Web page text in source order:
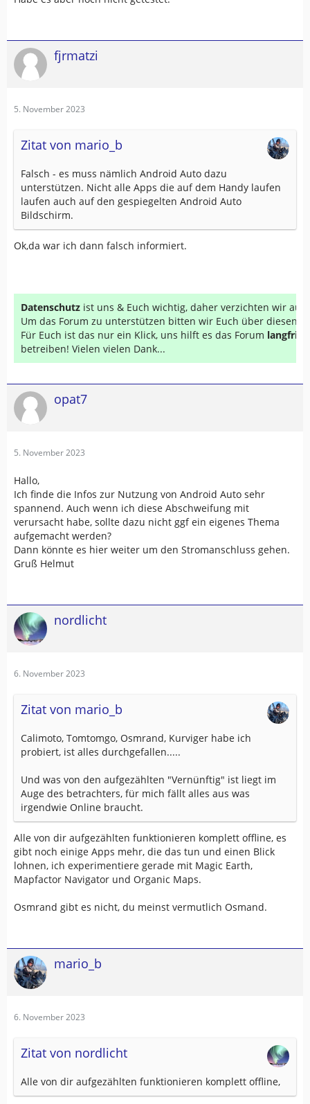
fjrmatzi
5. November 2023
Zitat von mario_b
Falsch - es muss nämlich Android Auto dazu
unterstützen. Nicht alle Apps die auf dem Handy laufen
laufen auch auf den gespiegelten Android Auto
Bildschirm.
Ok,da war ich dann falsch informiert.
Datenschutz ist uns & Euch wichtig, daher verzichten wir auf
Um das Forum zu unterstützen bitten wir Euch über diesen
Für Euch ist das nur ein Klick, uns hilft es das Forum
betreiben! Vielen vielen Dank...
opat7
5. November 2023
Hallo,
Ich finde die Infos zur Nutzung von Android Auto sehr
spannend. Auch wenn ich diese Abschweifung mit
verursacht habe, sollte dazu nicht ggf ein eigenes Thema
aufgemacht werden?
Dann könnte es hier weiter um den Stromanschluss gehen.
Gruß Helmut
nordlicht
6. November 2023
Zitat von mario_b
Calimoto, Tomtomgo, Osmrand, Kurviger habe ich
probiert, ist alles durchgefallen.....
Und was von den aufgezählten "Vernünftig" ist liegt im
Auge des betrachters, für mich fällt alles aus was
irgendwie Online braucht.
Alle von dir aufgezählten funktionieren komplett offline, es
gibt noch einige Apps mehr, die das tun und einen Blick
lohnen, ich experimentiere gerade mit Magic Earth,
Mapfactor Navigator und Organic Maps.
Osmrand gibt es nicht, du meinst vermutlich Osmand.
mario_b
6. November 2023
Zitat von nordlicht
Alle von dir aufgezählten funktionieren komplett offline,